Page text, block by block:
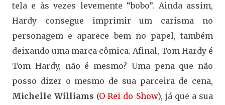
tela e às vezes levemente “bobo”. Ainda assim,
Hardy consegue imprimir um carisma no
personagem e aparece bem no papel, também
deixando uma marca cômica. Afinal, Tom Hardy é
Tom Hardy, não é mesmo? Uma pena que não
posso dizer o mesmo de sua parceira de cena,
Michelle Williams (O Rei do Show), já que a sua